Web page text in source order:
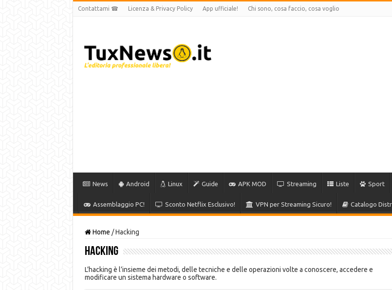
Contattami ☎ Licenza & Privacy Policy App ufficiale! Chi sono, cosa faccio, cosa voglio
News Android Linux Guide APK MOD Streaming Liste Sport
Assemblaggio PC! Sconto Netflix Esclusivo! VPN per Streaming Sicuro! Catalogo
Home / Hacking
Hacking
L’hacking è l’insieme dei metodi, delle tecniche e delle operazioni volte a conoscere, accedere e
modificare un sistema hardware o software.